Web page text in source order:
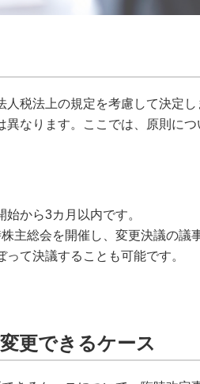
税法上の規定を考慮して決定し
なります。ここでは、原則につ
から3カ月以内です。
主総会を開催し、変更決議の議
て決議することも可能です。
更できるケース